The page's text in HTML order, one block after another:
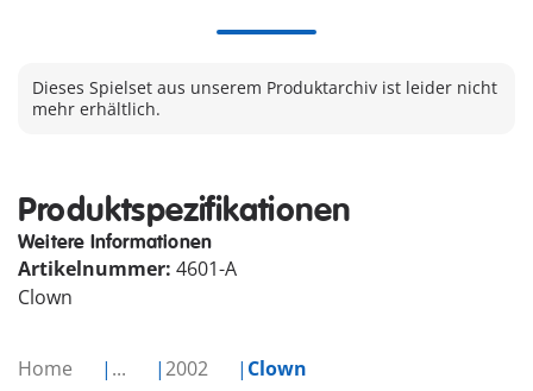
Home ... 2002 Clown
Dieses Spielset aus unserem Produktarchiv ist leider nicht
mehr erhältlich.
Produktspezifikationen
Weitere Informationen
Artikelnummer: 4601-A
Clown